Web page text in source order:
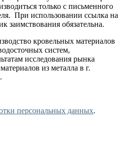
только с письменного
При использовании ссылка на
заимствования обязательна.
кровельных материалов
систем,
исследования рынка
из металла в г.
персональных данных.